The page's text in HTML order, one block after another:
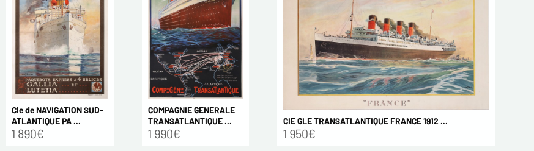
Cie de NAVIGATION SUD-
ATLANTIQUE PA ...
1 890€
COMPAGNIE GENERALE
TRANSATLANTIQUE ...
1 990€
CIE GLE TRANSATLANTIQUE FRANCE 1912 ...
1 950€